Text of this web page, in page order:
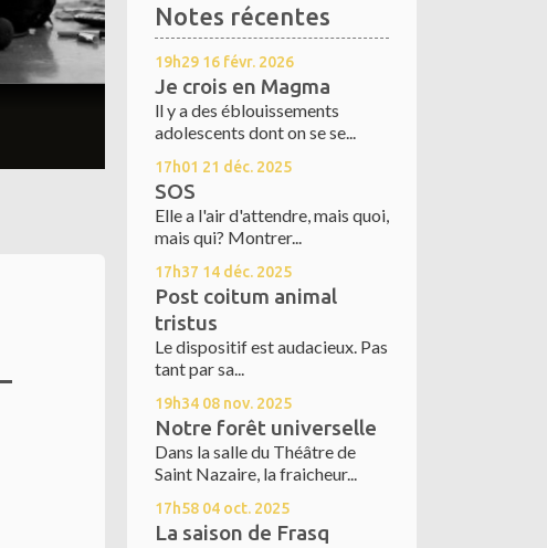
Notes récentes
19h29 16 févr. 2026
Je crois en Magma
ll y a des éblouissements
adolescents dont on se se...
17h01 21 déc. 2025
SOS
Elle a l'air d'attendre, mais quoi,
mais qui? Montrer...
17h37 14 déc. 2025
Post coitum animal
tristus
Le dispositif est audacieux. Pas
tant par sa...
19h34 08 nov. 2025
Notre forêt universelle
Dans la salle du Théâtre de
Saint Nazaire, la fraicheur...
17h58 04 oct. 2025
La saison de Frasq